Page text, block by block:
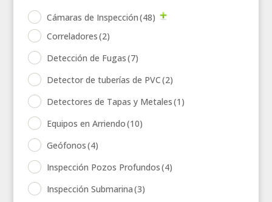
Cámaras de Inspección(48)
Correladores(2)
Detección de Fugas(7)
Detector de tuberías de PVC(2)
Detectores de Tapas y Metales(1)
Equipos en Arriendo(10)
Geófonos(4)
Inspección Pozos Profundos(4)
Inspección Submarina(3)